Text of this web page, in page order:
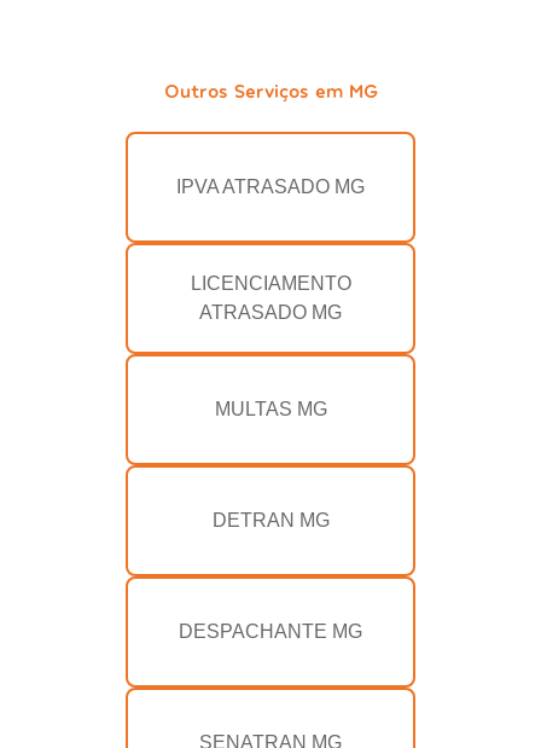
Outros Serviços em MG
IPVA ATRASADO MG
LICENCIAMENTO
ATRASADO MG
MULTAS MG
DETRAN MG
DESPACHANTE MG
SENATRAN MG